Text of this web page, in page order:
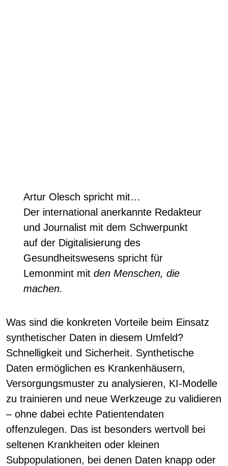
Artur Olesch spricht mit…
Der international anerkannte Redakteur
und Journalist mit dem Schwerpunkt
auf der Digitalisierung des
Gesundheitswesens spricht für
Lemonmint mit den Menschen, die
machen.
Was sind die konkreten Vorteile beim Einsatz
synthetischer Daten in diesem Umfeld?
Schnelligkeit und Sicherheit. Synthetische
Daten ermöglichen es Krankenhäusern,
Versorgungsmuster zu analysieren, KI-Modelle
zu trainieren und neue Werkzeuge zu validieren
– ohne dabei echte Patientendaten
offenzulegen. Das ist besonders wertvoll bei
seltenen Krankheiten oder kleinen
Subpopulationen, bei denen Daten knapp oder